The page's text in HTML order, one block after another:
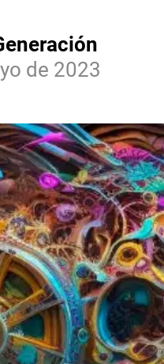
de 2023